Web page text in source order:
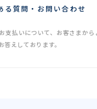
る質問・お問い合わせ
支払いについて、お客さまから
答えしております。